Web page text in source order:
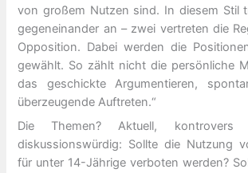
von großem Nutzen sind. In diesem Stil
gegeneinander an – zwei vertreten die
Opposition. Dabei werden die
gewählt. So zählt nicht die persönliche
das geschickte Argumentieren,
überzeugende Auftreten.“
Die Themen? Aktuell, kontrovers
diskussionswürdig: Sollte die Nutzung
für unter 14-Jährige verboten werden?